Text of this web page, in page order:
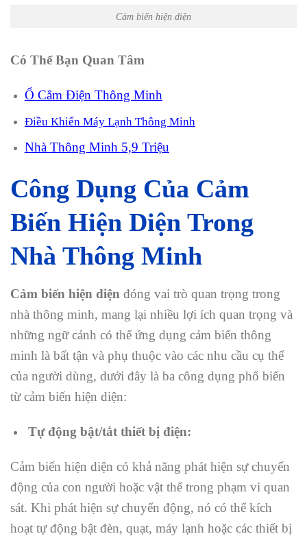
Cảm biến hiện diện
Có Thể Bạn Quan Tâm
Ổ Cắm Điện Thông Minh
Điều Khiển Máy Lạnh Thông Minh
Nhà Thông Minh 5,9 Triệu
Công Dụng Của Cảm
Biến Hiện Diện Trong
Nhà Thông Minh
Cảm biến hiện diện đóng vai trò quan trọng trong
nhà thông minh, mang lại nhiều lợi ích quan trọng và
những ngữ cảnh có thể ứng dụng cảm biến thông
minh là bất tận và phụ thuộc vào các nhu cầu cụ thể
của người dùng, dưới đây là ba công dụng phổ biến
từ cảm biến hiện diện:
Tự động bật/tắt thiết bị điện:
Cảm biến hiện diện có khả năng phát hiện sự chuyển
động của con người hoặc vật thể trong phạm vi quan
sát. Khi phát hiện sự chuyển động, nó có thể kích
hoạt tự động bật đèn, quạt, máy lạnh hoặc các thiết bị